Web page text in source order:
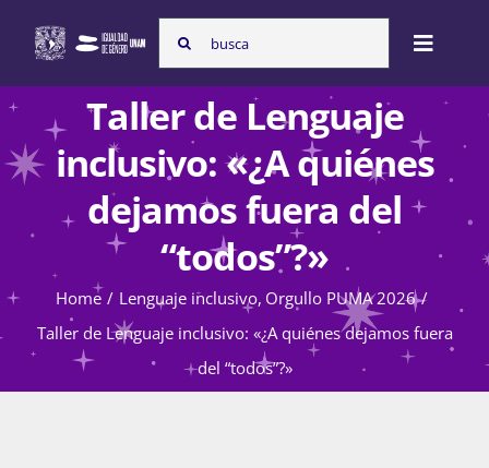
content
Search
for:
Toggle
Inicio
Nosotras
Programas
Atención de la violencia de género
Taller de Lenguaje
inclusivo: «¿A quiénes
dejamos fuera del
“todos”?»
Home Lenguaje inclusivo Orgullo PUMA 2026
Taller de Lenguaje inclusivo: «¿A quiénes dejamos fuera
del “todos”?»